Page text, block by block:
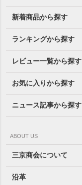
新着商品から探す
ランキングから探す
レビュー一覧から探す
お気に入りから探す
ニュース記事から探す
ABOUT US
三京商会について
沿革